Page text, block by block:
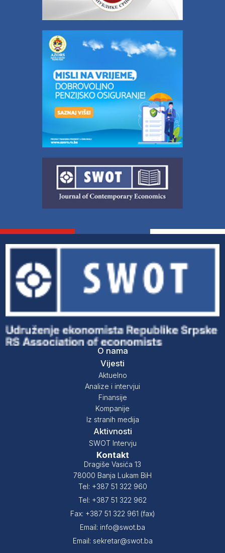
O nama
Vijesti
Aktuelno
Analize i intervjui
Finansije
Kompanije
Iz stranih medija
Aktivnosti
SWOT Intervju
Kontakt
Dragiše Vasića 13
78000 Banja Lukam BiH
Tel: +387 51 322 960
Tel: +387 51 322 962
Fax: +387 51 322 961 (fax)
Email: info@swot.ba
Email: sekretar@swot.ba